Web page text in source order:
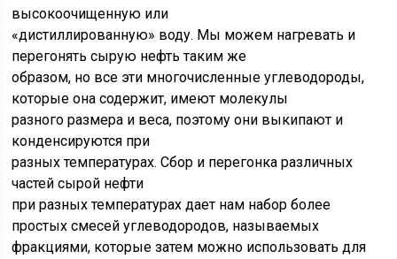
высокоочищенную или
«дистиллированную» воду. Мы можем нагревать и
перегонять сырую нефть таким же
образом, но все эти многочисленные углеводороды,
которые она содержит, имеют молекулы
разного размера и веса, поэтому они выкипают и
конденсируются при
разных температурах. Сбор и перегонка различных
частей сырой нефти
при разных температурах дает нам набор более
простых смесей углеводородов, называемых
фракциями, которые затем можно использовать для